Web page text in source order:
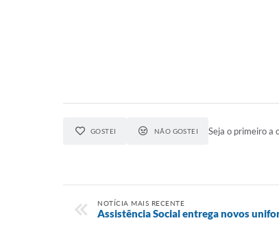
GOSTEI NÃO GOSTEI Seja o primeiro a
NOTÍCIA MAIS RECENTE
Assistência Social entrega novos